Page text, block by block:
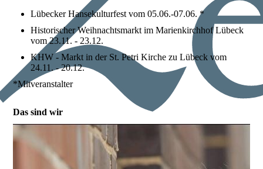
Lübecker Hansekulturfest vom 05.06.-07.06. *
Historischer Weihnachtsmarkt im Marienkirchhof Lübeck
vom 23.11. - 23.12.
KHW - Markt in der St. Petri Kirche zu Lübeck vom
24.11. - 20.12.
*Mitveranstalter
Das sind wir